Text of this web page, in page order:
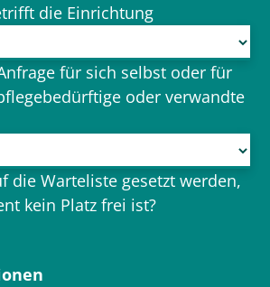
die Einrichtung
für sich selbst oder für
oder verwandte
die Warteliste gesetzt werden,
kein Platz frei ist?